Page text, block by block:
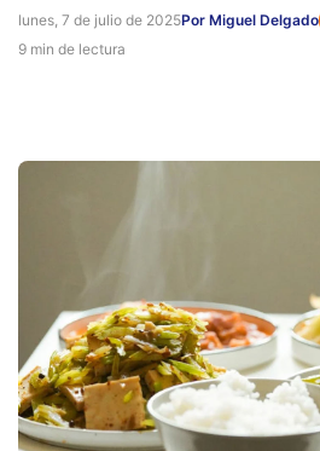
lunes, 7 de julio de 2025Por Miguel Delgado
9 min de lectura